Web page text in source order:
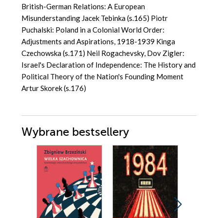
British-German Relations: A European
Misunderstanding Jacek Tebinka (s.165) Piotr
Puchalski: Poland in a Colonial World Order:
Adjustments and Aspirations, 1918-1939 Kinga
Czechowska (s.171) Neil Rogachevsky, Dov Zigler:
Israel's Declaration of Independence: The History and
Political Theory of the Nation's Founding Moment
Artur Skorek (s.176)
Wybrane bestsellery